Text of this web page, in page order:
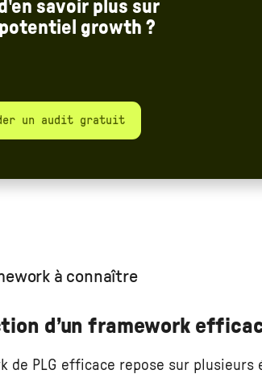
savoir plus sur
growth ?
un audit gratuit
à connaître
d’un framework
de PLG efficace repose sur plusieurs